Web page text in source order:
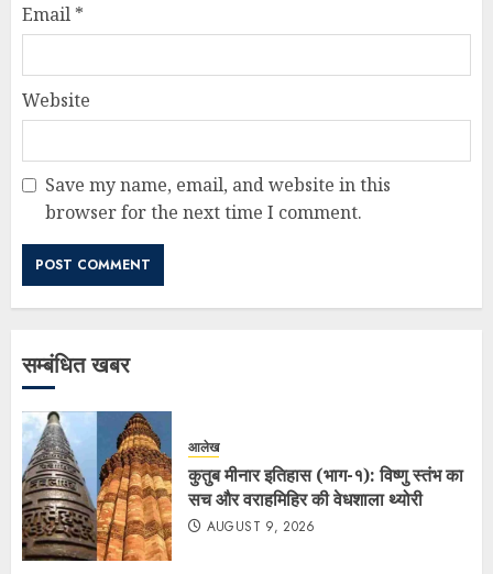
Email *
Website
Save my name, email, and website in this
browser for the next time I comment.
सम्बंधित खबर
आलेख
कुतुब मीनार इतिहास (भाग-१): विष्णु स्तंभ का
सच और वराहमिहिर की वेधशाला थ्योरी
AUGUST 9, 2026